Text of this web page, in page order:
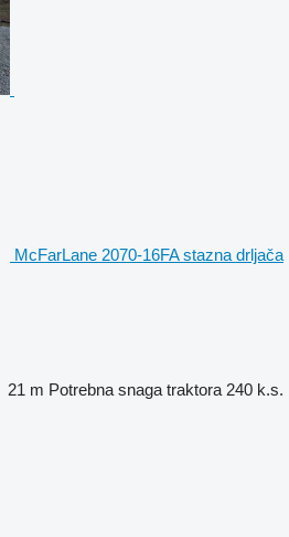
McFarLane 2070-16FA stazna drljača
21 m Potrebna snaga traktora 240 k.s.